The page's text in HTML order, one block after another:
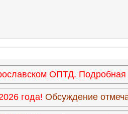
ОПТД.
года! Обсуждение